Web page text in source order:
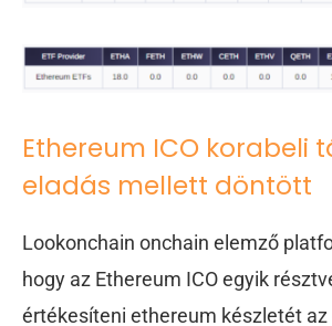
Ethereum ICO korabeli
eladás mellett döntött
Lookonchain onchain elemző
hogy az Ethereum ICO egyik
értékesíteni ethereum készletét